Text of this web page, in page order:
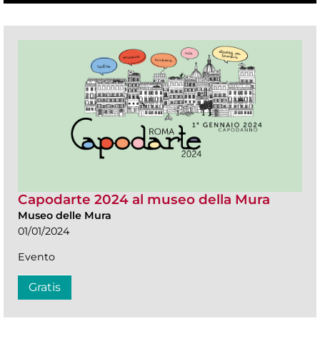
Capodarte 2024 al museo della Mura
Museo delle Mura
01/01/2024
Evento
Gratis